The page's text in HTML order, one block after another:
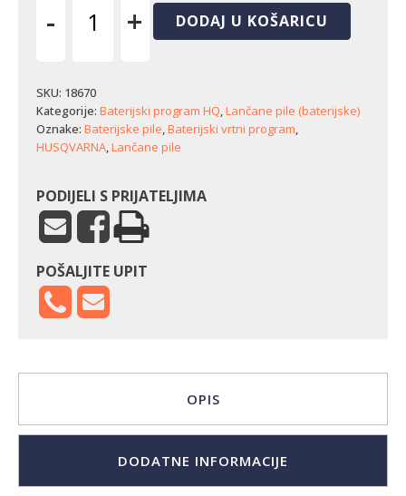
-
T542i
XP
količina
+ DODAJ U KOŠARICU
SKU: 18670
Kategorije: Baterijski program HQ,Lančane pile (baterijske)
Oznake: Baterijske pile,Baterijski vrtni program,
HUSQVARNA,Lančane pile
PODIJELI S PRIJATELJIMA
POŠALJITE UPIT
OPIS
DODATNE INFORMACIJE